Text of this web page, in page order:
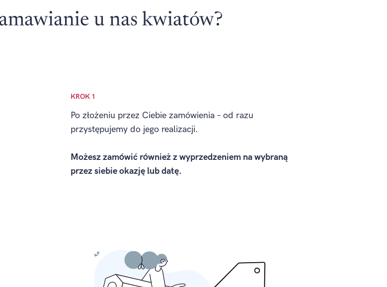
u nas kwiatów?
KROK 1
Po złożeniu przez Ciebie zamówienia – od razu
przystępujemy do jego realizacji.
Możesz zamówić również z wyprzedzeniem na wybraną
przez siebie okazję lub datę.